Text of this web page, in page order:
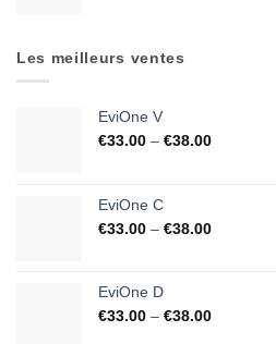
Les meilleurs ventes
EviOne V
€33.00 – €38.00
EviOne C
€33.00 – €38.00
EviOne D
€33.00 – €38.00